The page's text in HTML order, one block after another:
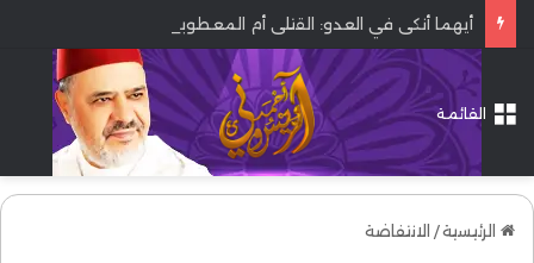
أيهما أنكى في العدو: القتلى أم المعطوبون؟
القائمة
الرئيسية/ الانتفاضة